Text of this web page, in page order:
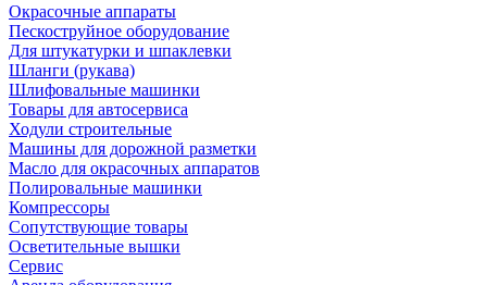
Окрасочные аппараты
Пескоструйное оборудование
Для штукатурки и шпаклевки
Шланги (рукава)
Шлифовальные машинки
Товары для автосервиса
Ходули строительные
Машины для дорожной разметки
Масло для окрасочных аппаратов
Полировальные машинки
Компрессоры
Сопутствующие товары
Осветительные вышки
Сервис